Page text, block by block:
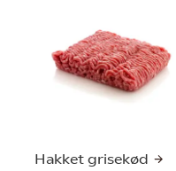
Hakket grisekød